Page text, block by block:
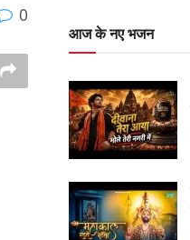
0
आज के नए भजन